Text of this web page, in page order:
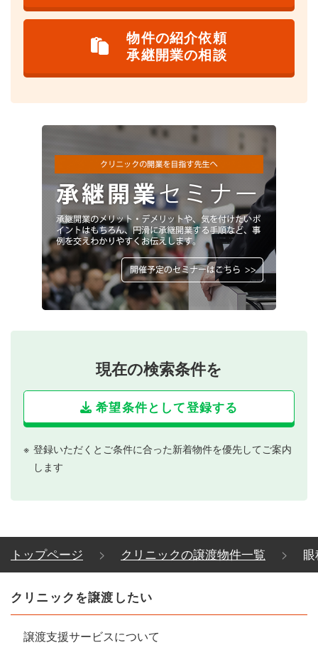
物件の紹介依頼
承継開業の相談
現在の検索条件を
希望条件として登録する
登録いただくとご条件に合った新着物件を優先してご案内
します
トップページ クリニックの譲渡物件一覧
クリニックを譲渡したい
譲渡支援サービスについて